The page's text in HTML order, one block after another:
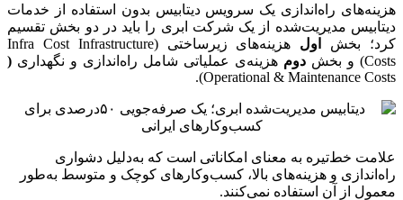
هزینه‌های راه‌اندازی یک سرویس دیتابیس بدون استفاده از خدمات
دیتابیس مدیریت‌شده از یک شرکت ابری را باید در دو بخش تقسیم
کرد؛ بخش اول
هزینه‌های زیرساختی (Infra Cost Infrastructure
Costs) و بخش
دوم هزینه‌ی عملیاتی شامل راه‌اندازی و نگهداری (
Operational & Maintenance Costs).
علامت خط‌تیره به معنای امکاناتی است که به‌دلیل دشواری
راه‌اندازی و هزینه‌های بالا، کسب‌وکارهای کوچک و متوسط به‌طور
معمول از آن استفاده نمی‌کنند.